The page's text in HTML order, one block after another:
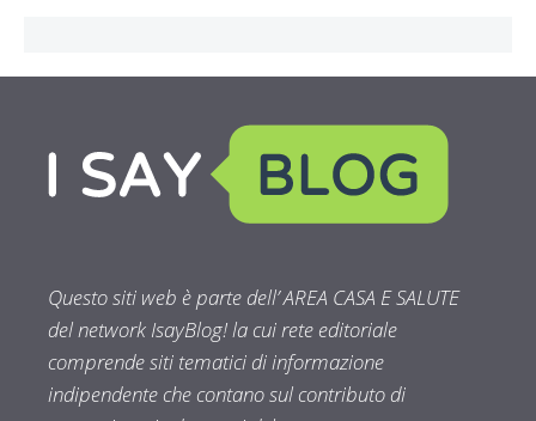
Questo siti web è parte dell’ AREA CASA E SALUTE
del network IsayBlog! la cui rete editoriale
comprende siti tematici di informazione
indipendente che contano sul contributo di